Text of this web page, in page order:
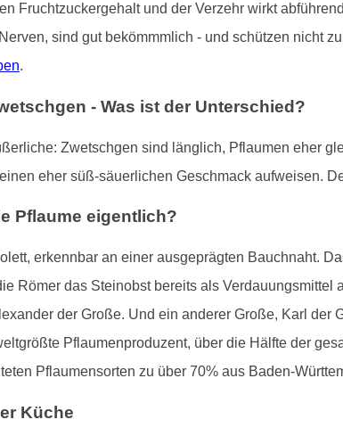
Fruchtzuckergehalt und der Verzehr wirkt
sind gut bekömmmlich - und schützen nicht
.
- Was ist der Unterschied?
Zwetschgen sind länglich, Pflaumen eher
eher süß-säuerlichen Geschmack aufweisen.
Pflaume eigentlich?
erkennbar an einer ausgeprägten Bauchnaht.
Römer das Steinobst bereits als
der Große. Und ein anderer Große, Karl
Pflaumenproduzent, über die Hälfte der
Pflaumensorten zu über 70% aus Baden-
Küche